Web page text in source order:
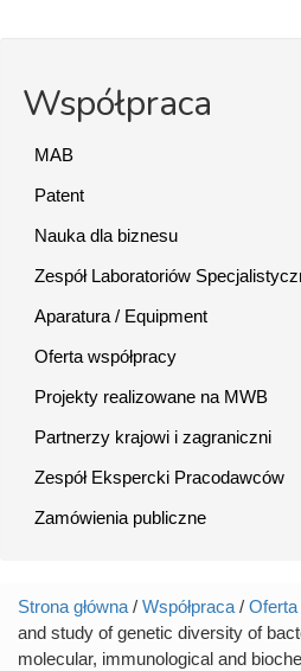
Współpraca
MAB
Patent
Nauka dla biznesu
Zespół Laboratoriów
Aparatura / Equipment
Oferta współpracy
Projekty realizowane na MWB
Partnerzy krajowi i zagraniczni
Zespół Ekspercki Pracodawców
Zamówienia publiczne
Jesteś tutaj
Strona główna / Współpraca / Oferta
and study of genetic diversity of
molecular, immunological and